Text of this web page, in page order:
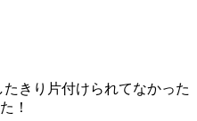
きり片付けられてなかった
！